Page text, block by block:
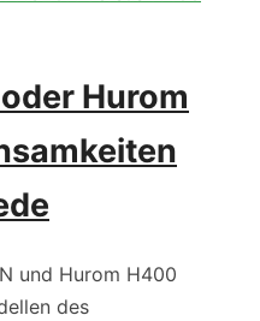
Hurom
und Hurom H400
des